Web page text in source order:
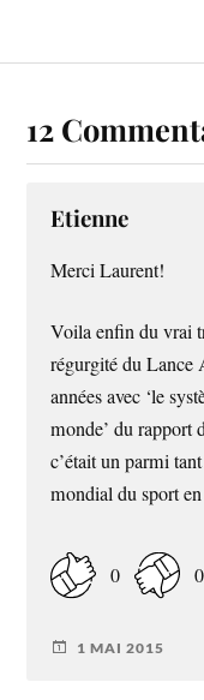
12
Etienne
Merci Laurent!
Voila enfin du vrai
régurgité du Lance
années avec ‘le
monde’ du rapport
c’était un parmi
mondial du sport
0 0
1 MAI 2015